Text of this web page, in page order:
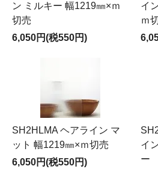
ン ミルキー 幅1219㎜×ｍ
切売
6,050円(税550円)
イ
ｍ
SH2HLMA ヘアライン マ
ット 幅1219㎜×ｍ切売
6,050円(税550円)
イ
ー